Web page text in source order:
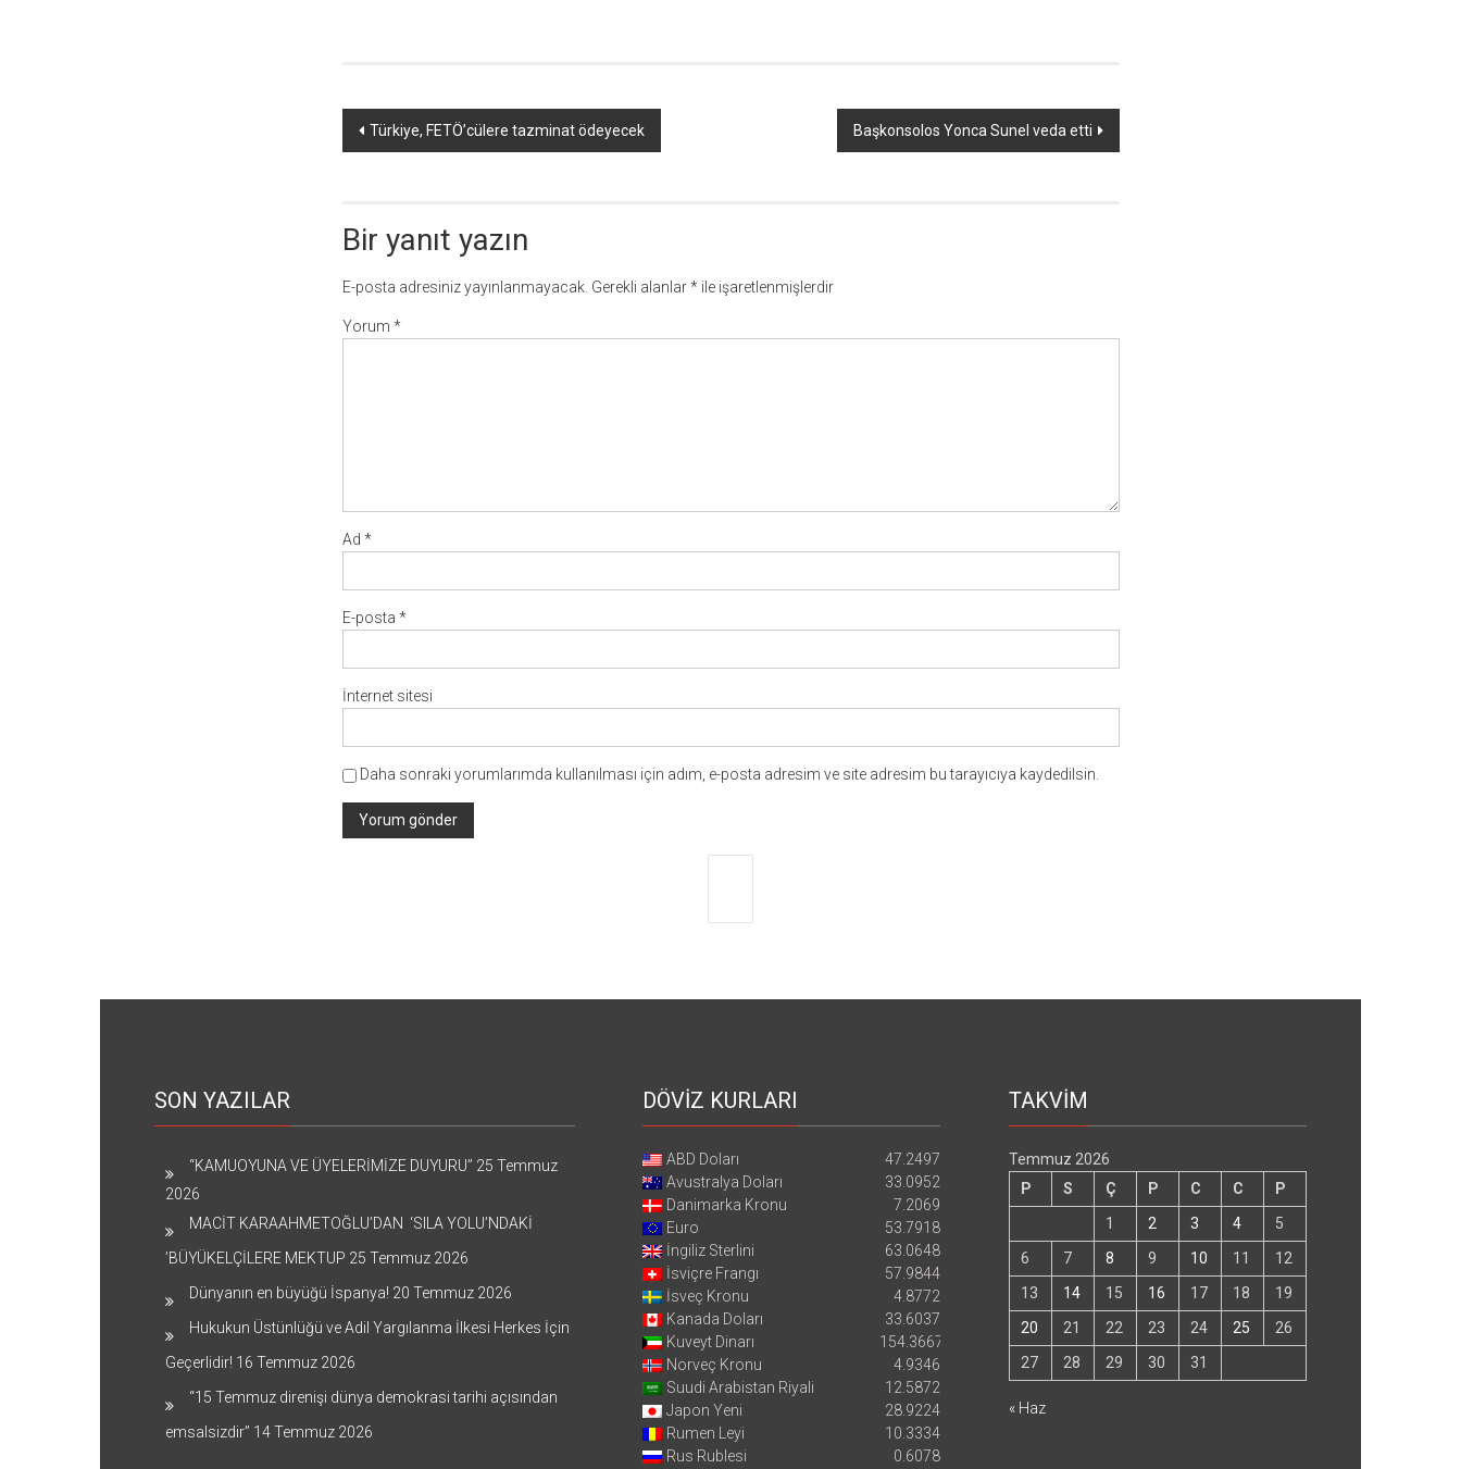
Yazı
Türkiye, FETÖ’cülere tazminat ödeyecek Başkonsolos Yonca Sunel veda etti
Bir yanıt yazın
E-posta adresiniz yayınlanmayacak. Gerekli alanlar*ile işaretlenmişlerdir
Yorum *
Ad *
E-posta *
İnternet sitesi
Daha sonraki yorumlarımda kullanılması için adım, e-posta adresim ve site adresim bu tarayıcıya kaydedilsin.
SON YAZILAR
“KAMUOYUNA VE ÜYELERİMİZE DUYURU” 25 Temmuz
2026
MACİT KARAAHMETOĞLU’DAN ‘SILA YOLU’NDAKİ
’BÜYÜKELÇİLERE MEKTUP 25 Temmuz 2026
Dünyanın en büyüğü İspanya! 20 Temmuz 2026
Hukukun Üstünlüğü ve Adil Yargılanma İlkesi Herkes İçin
Geçerlidir! 16 Temmuz 2026
“15 Temmuz direnişi dünya demokrasi tarihi açısından
emsalsizdir” 14 Temmuz 2026
DÖVİZ KURLARI
ABD Doları
47.2497
Avustralya Doları
33.0952
Danimarka Kronu
7.2069
Euro
53.7918
İngiliz Sterlini
63.0648
İsviçre Frangı
57.9844
İsveç Kronu
4.8772
Kanada Doları
33.6037
Kuveyt Dinarı
154.3667
Norveç Kronu
4.9346
Suudi Arabistan Riyali
12.5872
Japon Yeni
28.9224
Rumen Leyi
10.3334
Rus Rublesi
0.6078
TAKVİM
Temmuz 2026
P
S Ç P C C
P
1
2 3 4
5
6
7 8 9 10 11
12
13
14 15 16 17 18
19
20
21 22 23 24 25
26
27
28 29 30 31
« Haz